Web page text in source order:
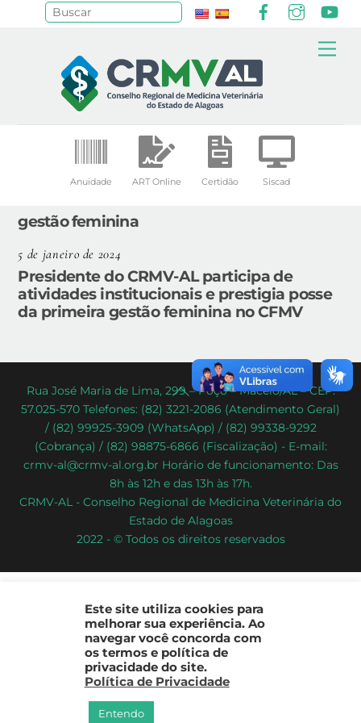
Anuidade ART Online Certidão Siscad
gestão feminina
5 de janeiro de 2024
Presidente do CRMV-AL participa de
atividades institucionais e prestigia posse
da primeira gestão feminina no CFMV
Back
To
Top
Rua José Maria de Lima, 299 – Poço – Maceió/AL – CEP:
57.025-570 Telefones: (82) 3221-2086 (Atendimento Geral)
/ (82) 99925-3909 (WhatsApp) / (82) 99338-9292
(Cobrança) / (82) 98875-6866 (Fiscalização) - E-mail:
crmv-al@crmv-al.org.br Horário de funcionamento: Das
8h às 12h e das 13h às 17h.
CRMV-AL - Conselho Regional de Medicina Veterinária do
Estado de Alagoas
2022 - © Todos os direitos reservados
Este site utiliza cookies para
melhorar sua experiência. Ao
navegar você concorda com
os termos e política de
privacidade do site.
Política de Privacidade
Entendo